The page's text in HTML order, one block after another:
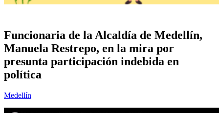
Funcionaria de la Alcaldía de Medellín,
Manuela Restrepo, en la mira por
presunta participación indebida en
política
Medellín